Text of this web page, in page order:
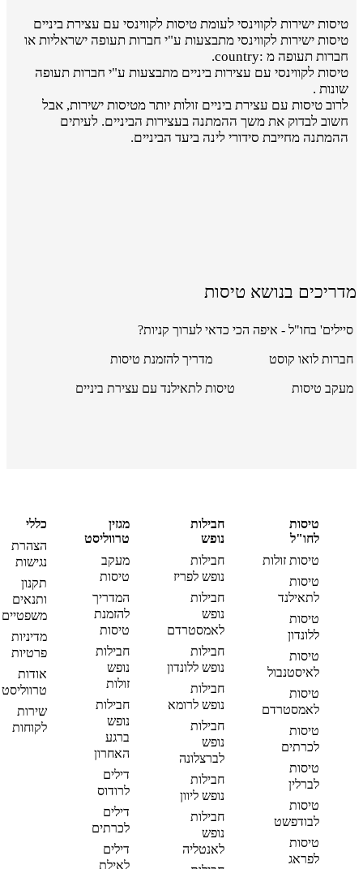
טיסות ישירות לקווינסי לעומת טיסות לקווינסי עם עצירת ביניים
טיסות ישירות לקווינסי מתבצעות ע"י חברות תעופה ישראליות או
חברות תעופה מ :country.
טיסות לקווינסי עם עצירות ביניים מתבצעות ע"י חברות תעופה
שונות .
לרוב טיסות עם עצירת ביניים זולות יותר מטיסות ישירות, אבל
חשוב לבדוק את משך ההמתנה בעצירות הביניים. לעיתים
ההמתנה מחייבת סידורי לינה ביעד הביניים.
מדריכים בנושא טיסות
סיילים' בחו"ל - איפה הכי כדאי לערוך קניות?
חברות לואו קוסט מדריך להזמנת טיסות
מעקב טיסות טיסות לתאילנד עם עצירת ביניים
טיסות
לחו"ל
טיסות זולות
טיסות
לתאילנד
טיסות
ללונדון
טיסות
לאיסטנבול
טיסות
לאמסטרדם
טיסות
לכרתים
טיסות
לברלין
טיסות
לבודפשט
טיסות
לפראג
חבילות
נופש
חבילות
נופש לפריז
חבילות
נופש
לאמסטרדם
חבילות
נופש ללונדון
חבילות
נופש לרומא
חבילות
נופש
לברצלונה
חבילות
נופש ליוון
חבילות
נופש
לאנטליה
מגזין
טרווליסט
מעקב
טיסות
המדריך
להזמנת
טיסות
חבילות
נופש
זולות
חבילות
נופש
ברגע
האחרון
דילים
לרודוס
דילים
לכרתים
דילים
לאילת
כללי
הצהרת
נגישות
תקנון
ותנאים
משפטיים
מדיניות
פרטיות
אודות
טרווליסט
שירות
לקוחות